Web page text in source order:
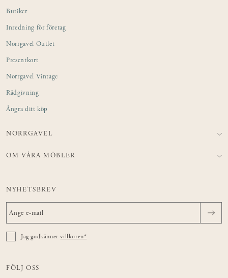
Butiker
Inredning för företag
Norrgavel Outlet
Presentkort
Norrgavel Vintage
Rådgivning
Ångra ditt köp
NORRGAVEL
OM VÅRA MÖBLER
NYHETSBREV
Jag godkännervillkoren*
FÖLJ OSS